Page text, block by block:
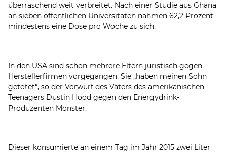
überraschend weit verbreitet. Nach einer Studie aus Ghana
an sieben öffentlichen Universitäten nahmen 62,2 Prozent
mindestens eine Dose pro Woche zu sich.
In den USA sind schon mehrere Eltern juristisch gegen
Herstellerfirmen vorgegangen. Sie „haben meinen Sohn
getötet“, so der Vorwurf des Vaters des amerikanischen
Teenagers Dustin Hood gegen den Energydrink-
Produzenten Monster.
Dieser konsumierte an einem Tag im Jahr 2015 zwei Liter